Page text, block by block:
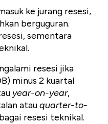
ke jurang resesi,
berguguran.
sementara
resesi jika
minus 2 kuartal
year-on-year,
atauquarter-to-
resesi teknikal.